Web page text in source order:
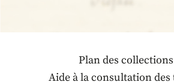
Plan des collections
Aide à la consultation des